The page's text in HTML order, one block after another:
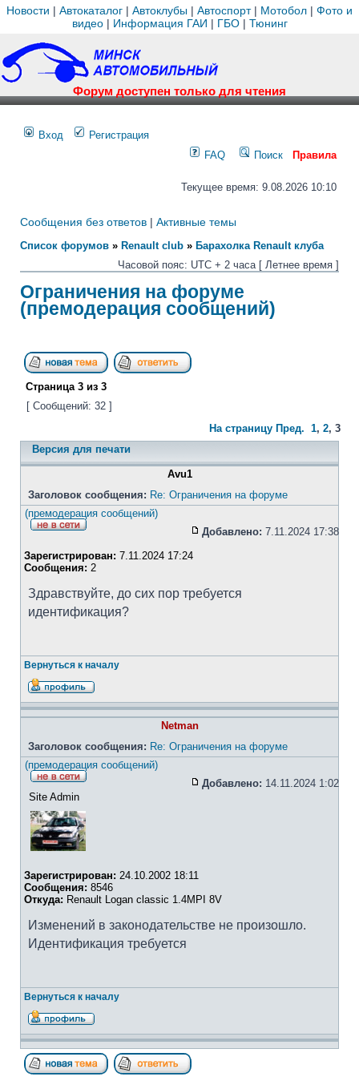
Новости | Автокаталог | Автоклубы | Автоспорт| Мотобол | Фото и
видео| Информация ГАИ | ГБО| Тюнинг
Форум доступен только для чтения
Вход
Регистрация
FAQ
Поиск Правила
Текущее время: 9.08.2026 10:10
Сообщения без ответов | Активные темы
Список форумов » Renault club » Барахолка Renault клуба
Часовой пояс: UTC + 2 часа [ Летнее время ]
Ограничения на форуме
(премодерация сообщений)
Страница 3 из 3
[ Сообщений: 32 ]
На страницу Пред. 1, 2, 3
Версия для печати
Avu1
Заголовок сообщения: Re: Ограничения на форуме
(премодерация сообщений)
Добавлено: 7.11.2024 17:38
Зарегистрирован: 7.11.2024 17:24
Сообщения: 2
Здравствуйте, до сих пор требуется
идентификация?
Вернуться к началу
Netman
Заголовок сообщения: Re: Ограничения на форуме
(премодерация сообщений)
Добавлено: 14.11.2024 1:02
Site Admin
Зарегистрирован: 24.10.2002 18:11
Сообщения: 8546
Откуда: Renault Logan classic 1.4MPI 8V
Изменений в законодательстве не произошло.
Идентификация требуется
Вернуться к началу